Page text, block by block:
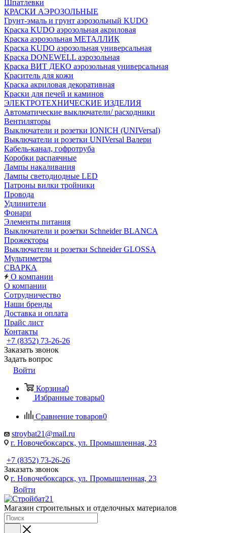
Шпатлевки
КРАСКИ АЭРОЗОЛЬНЫЕ
Грунт-эмаль и грунт аэрозольный KUDO
Краска KUDO аэрозольная акриловая
Краска аэрозольная МЕТАЛЛИК
Краска KUDO аэрозольная универсальная
Краска DONEWELL аэрозольная
Краска ВИТ ДЕКО аэрозольная универсальная
Краситель для кожи
Краска акриловая декоративная
Краски для печей и каминов
ЭЛЕКТРОТЕХНИЧЕСКИЕ ИЗДЕЛИЯ
Автоматические выключатели/ расходники
Вентиляторы
Выключатели и розетки IONICH (UNIVersal)
Выключатели и розетки UNIVersal Валери
Кабель-канал, гофротруба
Коробки распаячные
Лампы накаливания
Лампы светодиодные LED
Патроны вилки тройники
Провода
Удлинители
Фонари
Элементы питания
Выключатели и розетки Schneider BLANCA
Прожекторы
Выключатели и розетки Schneider GLOSSA
Мультиметры
СВАРКА
О компании
О компании
Сотрудничество
Наши бренды
Доставка и оплата
Прайс лист
Контакты
+7 (8352) 73-26-26
Заказать звонок
Задать вопрос
Войти
Корзина0
Избранные товары0
Сравнение товаров0
stroybat21@mail.ru
г. Новочебоксарск, ул. Промышленная, 23
+7 (8352) 73-26-26
Заказать звонок
г. Новочебоксарск, ул. Промышленная, 23
Войти
Магазин строительных и отделочных материалов